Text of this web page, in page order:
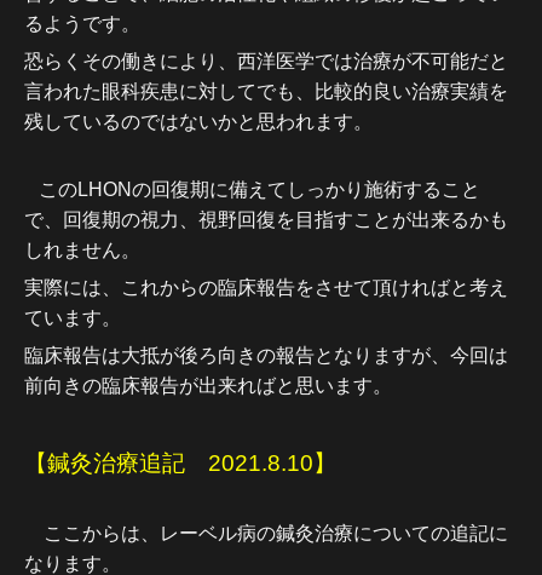
るようです。
恐らくその働きにより、西洋医学では治療が不可能だと
言われた眼科疾患に対してでも、比較的良い治療実績を
残しているのではないかと思われます。
このLHONの回復期に備えてしっかり施術すること
で、回復期の視力、視野回復を目指すことが出来るかも
しれません。
実際には、これからの臨床報告をさせて頂ければと考え
ています。
臨床報告は大抵が後ろ向きの報告となりますが、今回は
前向きの臨床報告が出来ればと思います。
【鍼灸治療追記 2021.8.10】
ここからは、レーベル病の鍼灸治療についての追記に
なります。